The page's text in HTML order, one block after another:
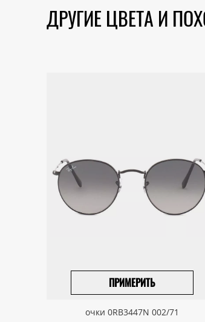
ДРУГИЕ ЦВЕТА И
ПРИМЕРИТЬ
ВЫБРАТЬ РАЗМЕР
очки 0RB3447N 002/71